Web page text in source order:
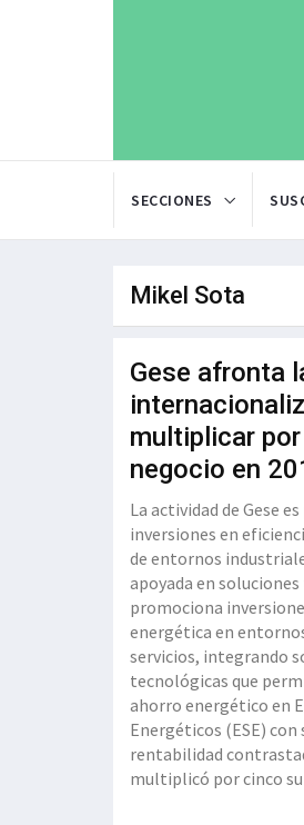
SECCIONES
Mikel Sota
Gese afronta
multiplicar
negocio en
La actividad de Gese
inversiones en
de entornos
apoyada en
promociona
energética en
servicios, integrando
tecnológicas que
ahorro energético en
Energéticos (ESE) con
rentabilidad
multiplicó por cinco